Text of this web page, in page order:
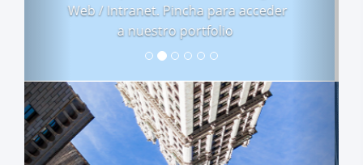
en tu oficina en un dispositivo que
tú elijas
Previous